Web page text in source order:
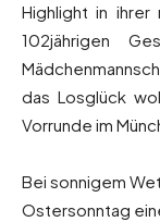
Highlight in ihrer
102jährigen
das Losglück
Vorrunde im
Bei sonnigem
Ostersonntag